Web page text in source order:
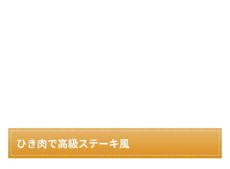
ひき肉で高級ステーキ風